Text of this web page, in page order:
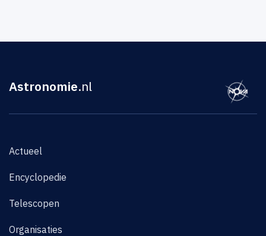
Astronomie.nl
Actueel
Encyclopedie
Telescopen
Organisaties